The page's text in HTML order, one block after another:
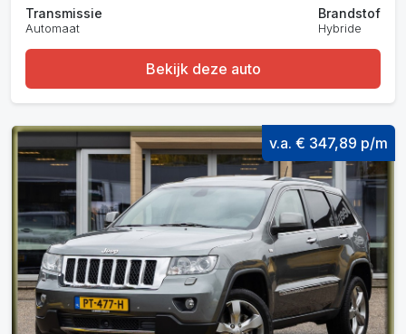
Transmissie
Automaat
Brandstof
Hybride
Bekijk deze auto
v.a. € 347,89 p/m